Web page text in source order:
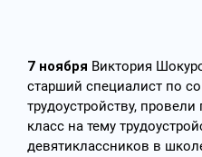
7 ноября Виктория
старший специалист по
трудоустройству,
класс на тему
девятиклассников в